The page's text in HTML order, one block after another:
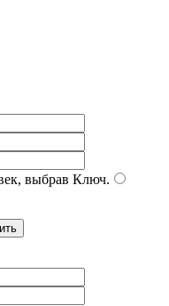
выбрав Ключ.